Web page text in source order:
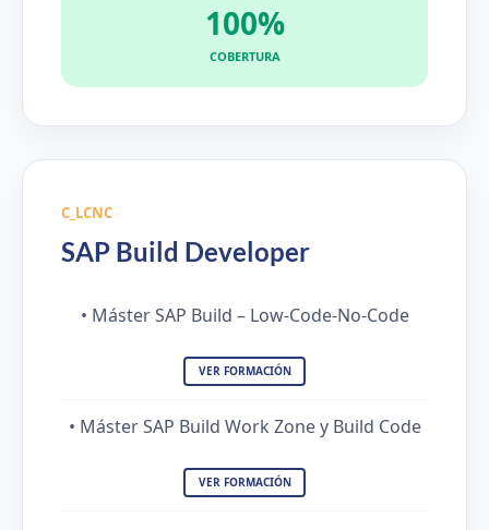
100%
COBERTURA
C_LCNC
SAP Build Developer
• Máster SAP Build – Low-Code-No-Code
VER FORMACIÓN
• Máster SAP Build Work Zone y Build Code
VER FORMACIÓN